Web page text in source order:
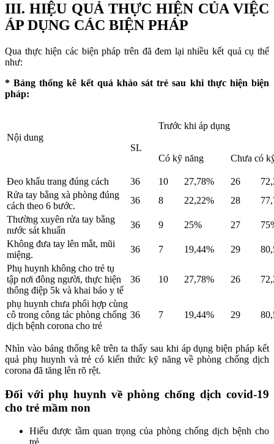
III. HIỆU QUẢ THỰC HIỆN CỦA VIỆC
ÁP DỤNG CÁC BIỆN PHÁP
Qua thực hiện các biện pháp trên đã đem lại nhiều kết quả cụ thể
như:
* Bảng thống kê kết quả khảo sát trẻsau khi thựchiện biện
pháp:
Nội dung
SL
Trước khi áp dụng
Có kỹ năng Chưa có
Đeo khẩu trang đúng cách 36 10 27,78% 26
Rửa tay bằng xà phòng đúng
cách theo 6 bước.
36 8 22,22% 28
Thường xuyên rửa tay bằng
nước sát khuẩn
36 9 25% 27
Không đưa tay lên mắt, mũi
miệng.
36 7 19,44% 29
Phụ huynh không cho trẻ tụ
tập nơi đông người, thực hiện
thông điệp 5k và khai báo y tế
36 10 27,78% 26
phụ huynh chưa phối hợp cùng
cô trong công tác phòng chống
dịch bệnh corona cho trẻ
36 7 19,44% 29
Nhìn vào bảng thống kê trên ta thấy sau khi áp dụng biện pháp kết
quả phụ huynh và trẻ có kiến thức kỹ năng về phòng chống dịch
corona đã tăng lên rõ rệt.
Đối với phụ huynh về phòng chống dịch covid-19
cho trẻ mầm non
Hiểu được tầm quan trọng của phòng chống dịch bệnh cho